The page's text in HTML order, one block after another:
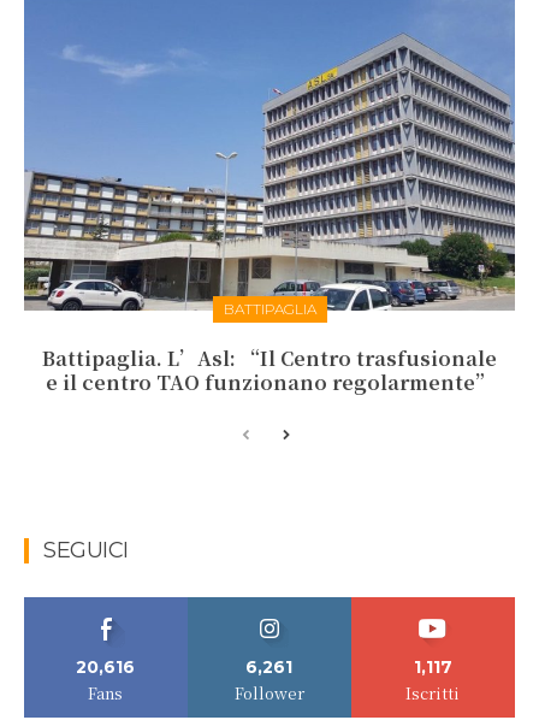
BATTIPAGLIA
Battipaglia. L’Asl: “Il Centro trasfusionale
e il centro TAO funzionano regolarmente”
SEGUICI
20,616
Fans
6,261
Follower
1,117
Iscritti